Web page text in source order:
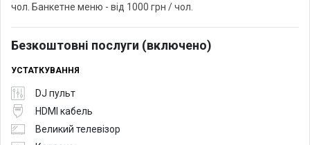
чол. Банкетне меню - від 1000 грн / чол.
Безкоштовні послуги (включено)
УСТАТКУВАННЯ
DJ пульт
HDMI кабель
Великий телевізор